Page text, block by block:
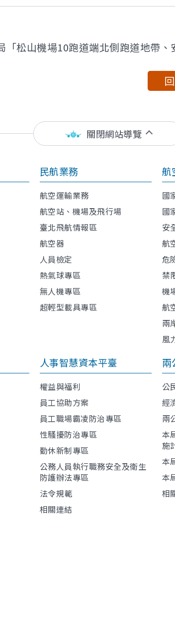
松山機場10跑道端北側跑道地帶、安全區及
關閉網站導覽
民航業務
航空運輸業務
航空站、機場及飛行場
臺北飛航情報區
航空器
人員檢定
熱氣球專區
無人機專區
超輕型載具專區
航
國
國
安
航
危
禁
機
航
兩
風
人事智慧資本平臺
權益與福利
員工協助方案
員工職場霸凌防治專區
性騷擾防治專區
勤休新制專區
公務人員執行職務安全及衛生
防護辦法專區
法令規範
相關連結
兩
公
經
兩
本
施
本
本
相